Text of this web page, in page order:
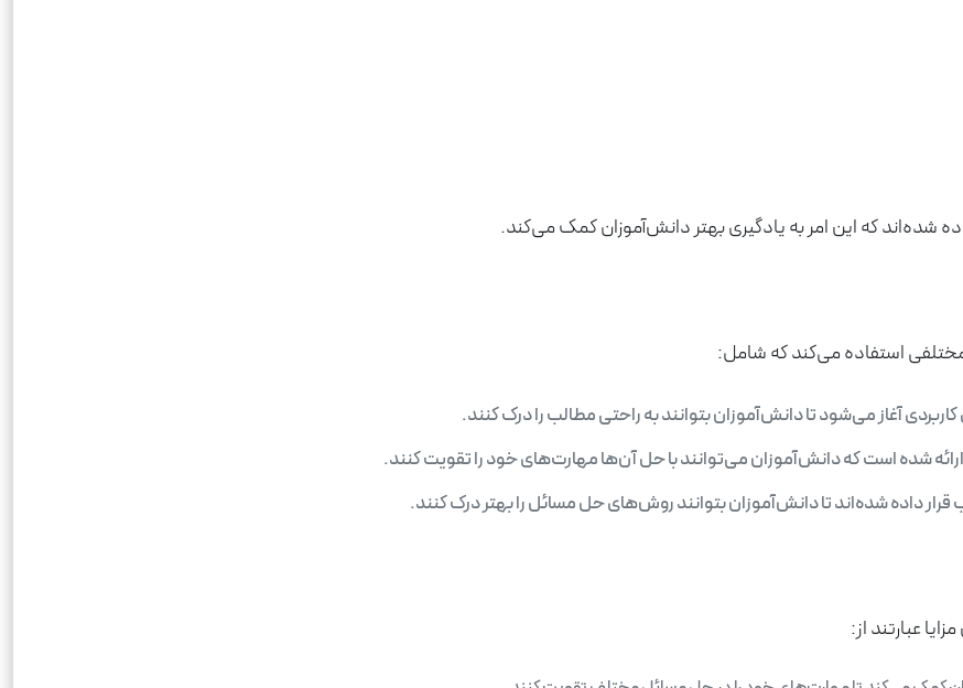
که این امر به یادگیری بهتر دانش‌آموزان کمک می‌کند.
استفاده می‌کند که شامل:
آغاز می‌شود تا دانش‌آموزان بتوانند به راحتی مطالب را درک کنند.
شده است که دانش‌آموزان می‌توانند با حل آن‌ها مهارت‌های خود را تقویت کنند.
داده شده‌اند تا دانش‌آموزان بتوانند روش‌های حل مسائل را بهتر درک کنند.
عبارتند از: